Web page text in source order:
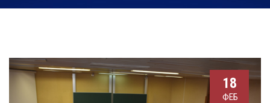
18
ФЕБ